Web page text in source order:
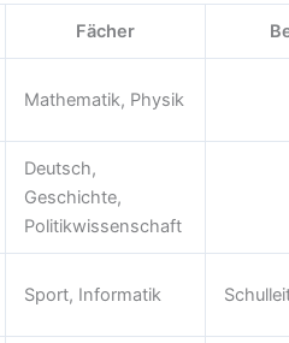
Fächer
Mathematik, Physik
Deutsch,
Geschichte,
Politikwissenschaft
Sport, Informatik